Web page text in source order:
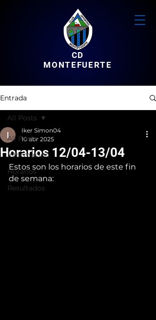
CD
MONTEFUERTE
Entrada
All Posts
Informacion
Horarios
Resultados
All Posts
Horarios 12/04-13/04
Iker Simon04
10 abr 2025
Estos son los horarios de este fin
de semana: